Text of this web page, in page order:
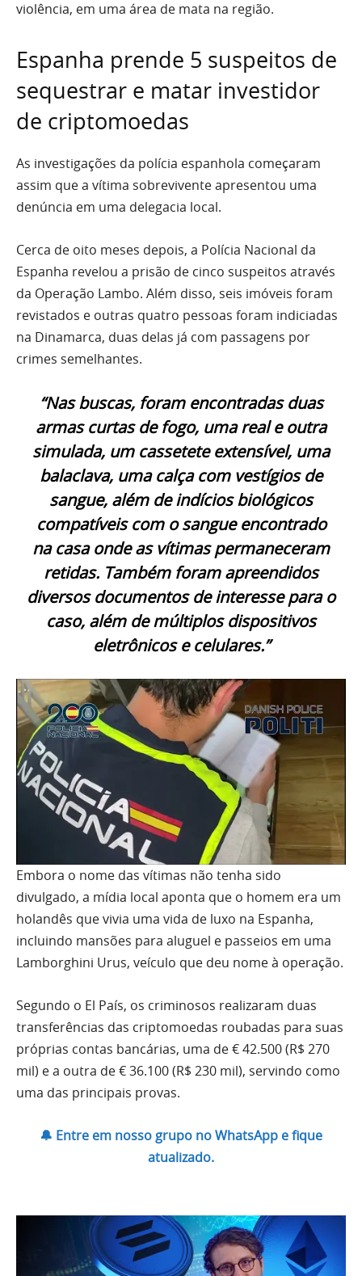
violência, em uma área de mata na região.
Espanha prende 5 suspeitos de
sequestrar e matar investidor
de criptomoedas
As investigações da polícia espanhola começaram
assim que a vítima sobrevivente apresentou uma
denúncia em uma delegacia local.
Cerca de oito meses depois, a Polícia Nacional da
Espanha revelou a prisão de cinco suspeitos através
da Operação Lambo. Além disso, seis imóveis foram
revistados e outras quatro pessoas foram indiciadas
na Dinamarca, duas delas já com passagens por
crimes semelhantes.
“Nas buscas, foram encontradas duas
armas curtas de fogo, uma real e outra
simulada, um cassetete extensível, uma
balaclava, uma calça com vestígios de
sangue, além de indícios biológicos
compatíveis com o sangue encontrado
na casa onde as vítimas permaneceram
retidas. Também foram apreendidos
diversos documentos de interesse para o
caso, além de múltiplos dispositivos
eletrônicos e celulares.”
Embora o nome das vítimas não tenha sido
divulgado, a mídia local aponta que o homem era um
holandês que vivia uma vida de luxo na Espanha,
incluindo mansões para aluguel e passeios em uma
Lamborghini Urus, veículo que deu nome à operação.
Segundo o El País, os criminosos realizaram duas
transferências das criptomoedas roubadas para suas
próprias contas bancárias, uma de € 42.500 (R$ 270
mil) e a outra de € 36.100 (R$ 230 mil), servindo como
uma das principais provas.
🔔 Entre em nosso grupo no WhatsApp e fique
atualizado.